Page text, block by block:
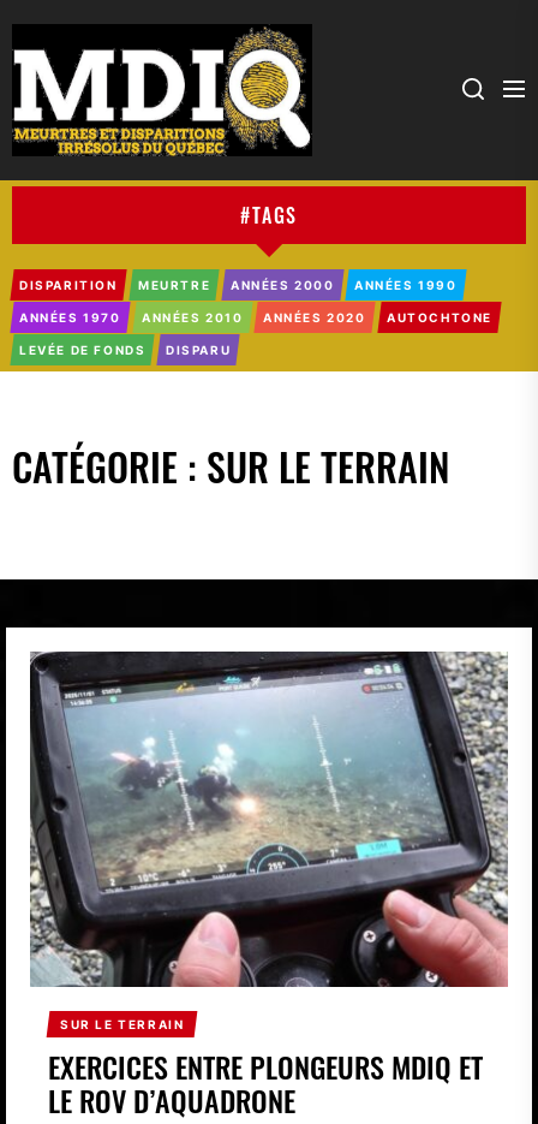
#TAGS
DISPARITION MEURTRE ANNÉES 2000 ANNÉES 1990
ANNÉES 1970 ANNÉES 2010 ANNÉES 2020 AUTOCHTONE
LEVÉE DE FONDS DISPARU
CATÉGORIE : SUR LE TERRAIN
SUR LE TERRAIN
EXERCICES ENTRE PLONGEURS MDIQ ET
LE ROV D’AQUADRONE